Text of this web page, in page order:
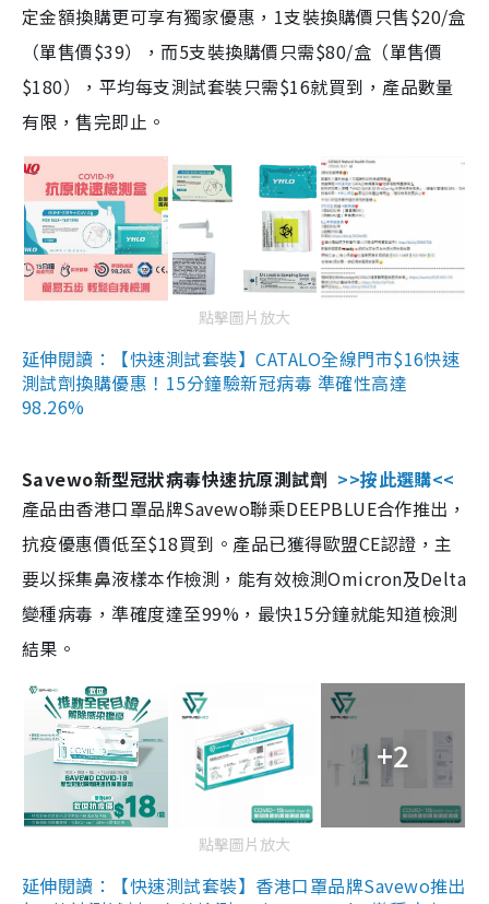
定金額換購更可享有獨家優惠，1支裝換購價只售$20/盒
（單售價$39），而5支裝換購價只需$80/盒（單售價
$180），平均每支測試套裝只需$16就買到，產品數量
有限，售完即止。
點擊圖片放大
延伸閱讀：【快速測試套裝】CATALO全線門市$16快速
測試劑換購優惠！15分鐘驗新冠病毒 準確性高達
98.26%
Savewo新型冠狀病毒快速抗原測試劑 >>按此選購<<
產品由香港口罩品牌Savewo聯乘DEEPBLUE合作推出，
抗疫優惠價低至$18買到。產品已獲得歐盟CE認證，主
要以採集鼻液樣本作檢測，能有效檢測Omicron及Delta
變種病毒，準確度達至99%，最快15分鐘就能知道檢測
結果。
+2
點擊圖片放大
延伸閱讀：【快速測試套裝】香港口罩品牌Savewo推出